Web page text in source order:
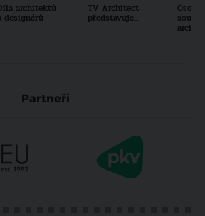
architektů
designérů
TV Architect
představuje...
Partneři